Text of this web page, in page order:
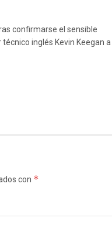
confirmarse el sensible
inglés Kevin Keegan a
con *